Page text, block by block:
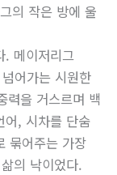
의 작은 방에 울
. 메이저리그
어가는 시원한
력을 거스르며 백
어, 시차를 단숨
묶어주는 가장
의 낙이었다.